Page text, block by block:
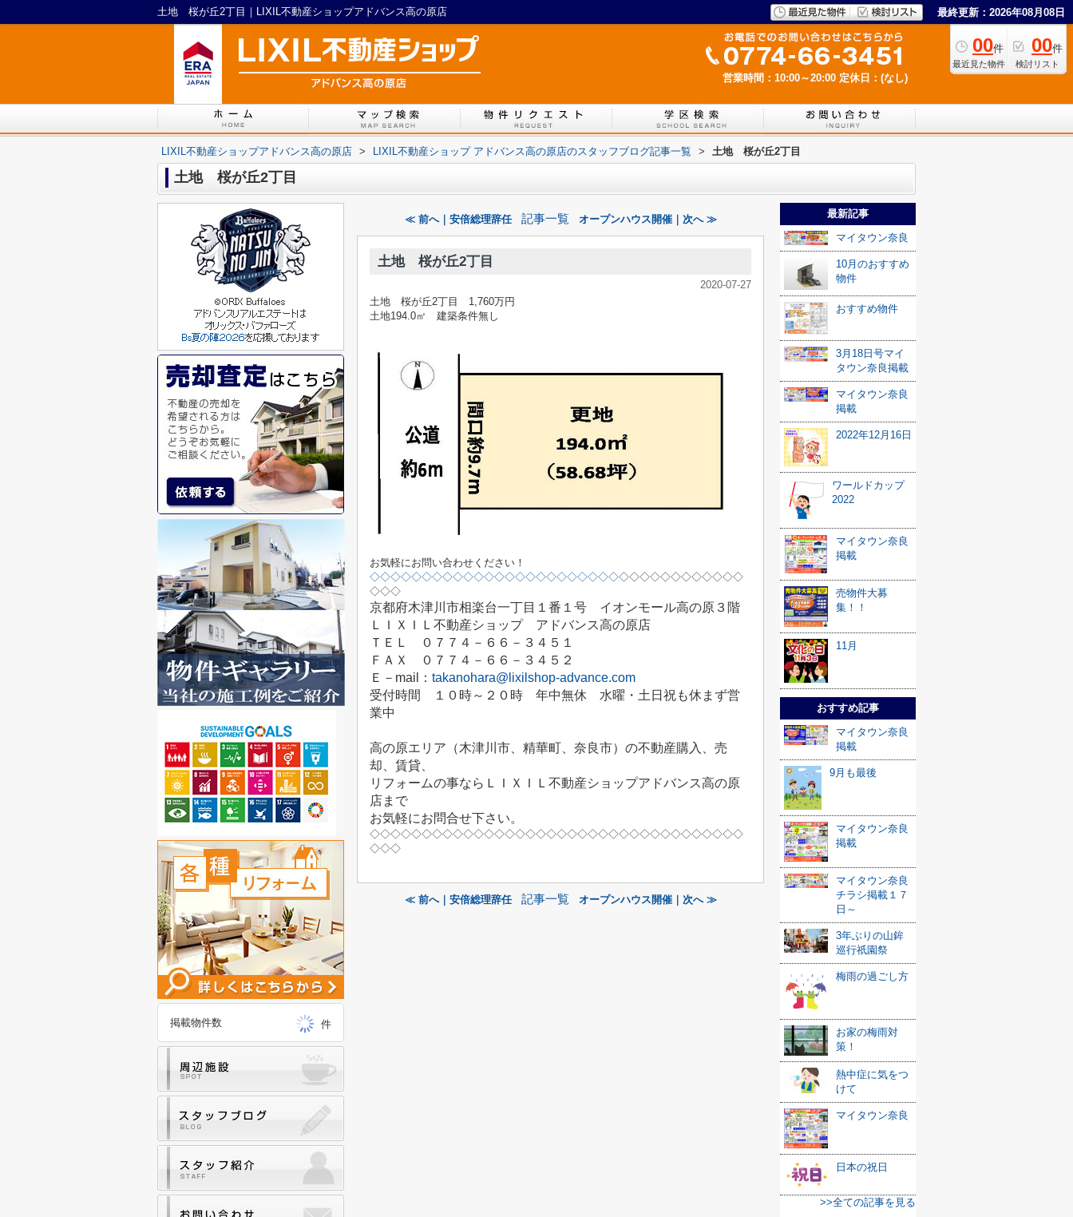
土地 桜が丘2丁目｜LIXIL不動産ショップアドバンス高の原店 最終更新：2026年08月08日
00件
最近見た物件
00件
検討リスト
営業時間：10:00～20:00 定休日：(なし)
LIXIL不動産ショップアドバンス高の原店 > LIXIL不動産ショップ アドバンス高の原店のスタッフブログ記事一覧 > 土地 桜が丘2丁目
土地 桜が丘2丁目
≪ 前へ｜安倍総理辞任 記事一覧 オープンハウス開催｜次へ ≫
土地 桜が丘2丁目
2020-07-27
土地 桜が丘2丁目 1,760万円
土地194.0㎡ 建築条件無し
お気軽にお問い合わせください！
◇◇◇◇◇◇◇◇◇◇◇◇◇◇◇◇◇◇◇◇◇◇◇◇◇◇◇◇◇◇◇◇◇◇◇◇
◇◇◇
京都府木津川市相楽台一丁目１番１号 イオンモール高の原３階
ＬＩＸＩＬ不動産ショップ アドバンス高の原店
ＴＥＬ ０７７４－６６－３４５１
ＦＡＸ ０７７４－６６－３４５２
Ｅ－ mail ： takanohara@lixilshop-advance.com
受付時間 １０時～２０時 年中無休 水曜・土日祝も休まず営
業中
高の原エリア（木津川市、精華町、奈良市）の不動産購入、売
却、賃貸、
リフォームの事ならＬＩＸＩＬ不動産ショップアドバンス高の原
店まで
お気軽にお問合せ下さい。
◇◇◇◇◇◇◇◇◇◇◇◇◇◇◇◇◇◇◇◇◇◇◇◇◇◇◇◇◇◇◇◇◇◇◇◇
◇◇◇
≪ 前へ｜安倍総理辞任 記事一覧 オープンハウス開催｜次へ ≫
最新記事
マイタウン奈良
10月のおすすめ
物件
おすすめ物件
3月18日号マイ
タウン奈良掲載
マイタウン奈良
掲載
2022年12月16日
ワールドカップ
2022
マイタウン奈良
掲載
売物件大募
集！！
11月
おすすめ記事
マイタウン奈良
掲載
9月も最後
マイタウン奈良
掲載
マイタウン奈良
チラシ掲載１７
日～
3年ぶりの山鉾
巡行祇園祭
梅雨の過ごし方
お家の梅雨対
策！
熱中症に気をつ
けて
マイタウン奈良
日本の祝日
>>全ての記事を見る
掲載物件数 件